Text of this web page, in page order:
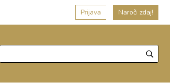
Prijava Naroči zdaj!